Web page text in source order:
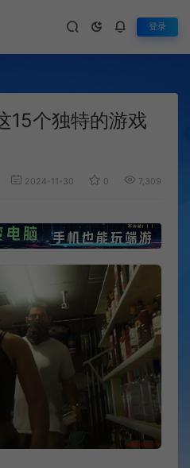
登录
15个独特的游戏
2024-11-30 0 7,309